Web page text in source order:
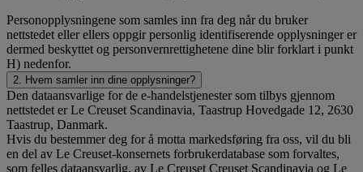
Personopplysningene som samles inn fra deg når du bruker
nettstedet eller ellers oppgir personlig identifiserende opplysninger er
dermed beskyttet og personvernrettighetene dine blir forklart i punkt
H) nedenfor.
2. Hvem samler inn dine opplysninger?
Den dataansvarlige for de e-handelstjenester som tilbys gjennom
nettstedet er Le Creuset Scandinavia, Taastrup Hovedgade 12, 2630
Taastrup, Danmark.
Hvis du bestemmer deg for å motta markedsføring fra oss, vil du bli
en del av Le Creuset-konsernets forbrukerdatabase som forvaltes,
som felles dataansvarlig, av Le Creuset Creuset Scandinavia og Le